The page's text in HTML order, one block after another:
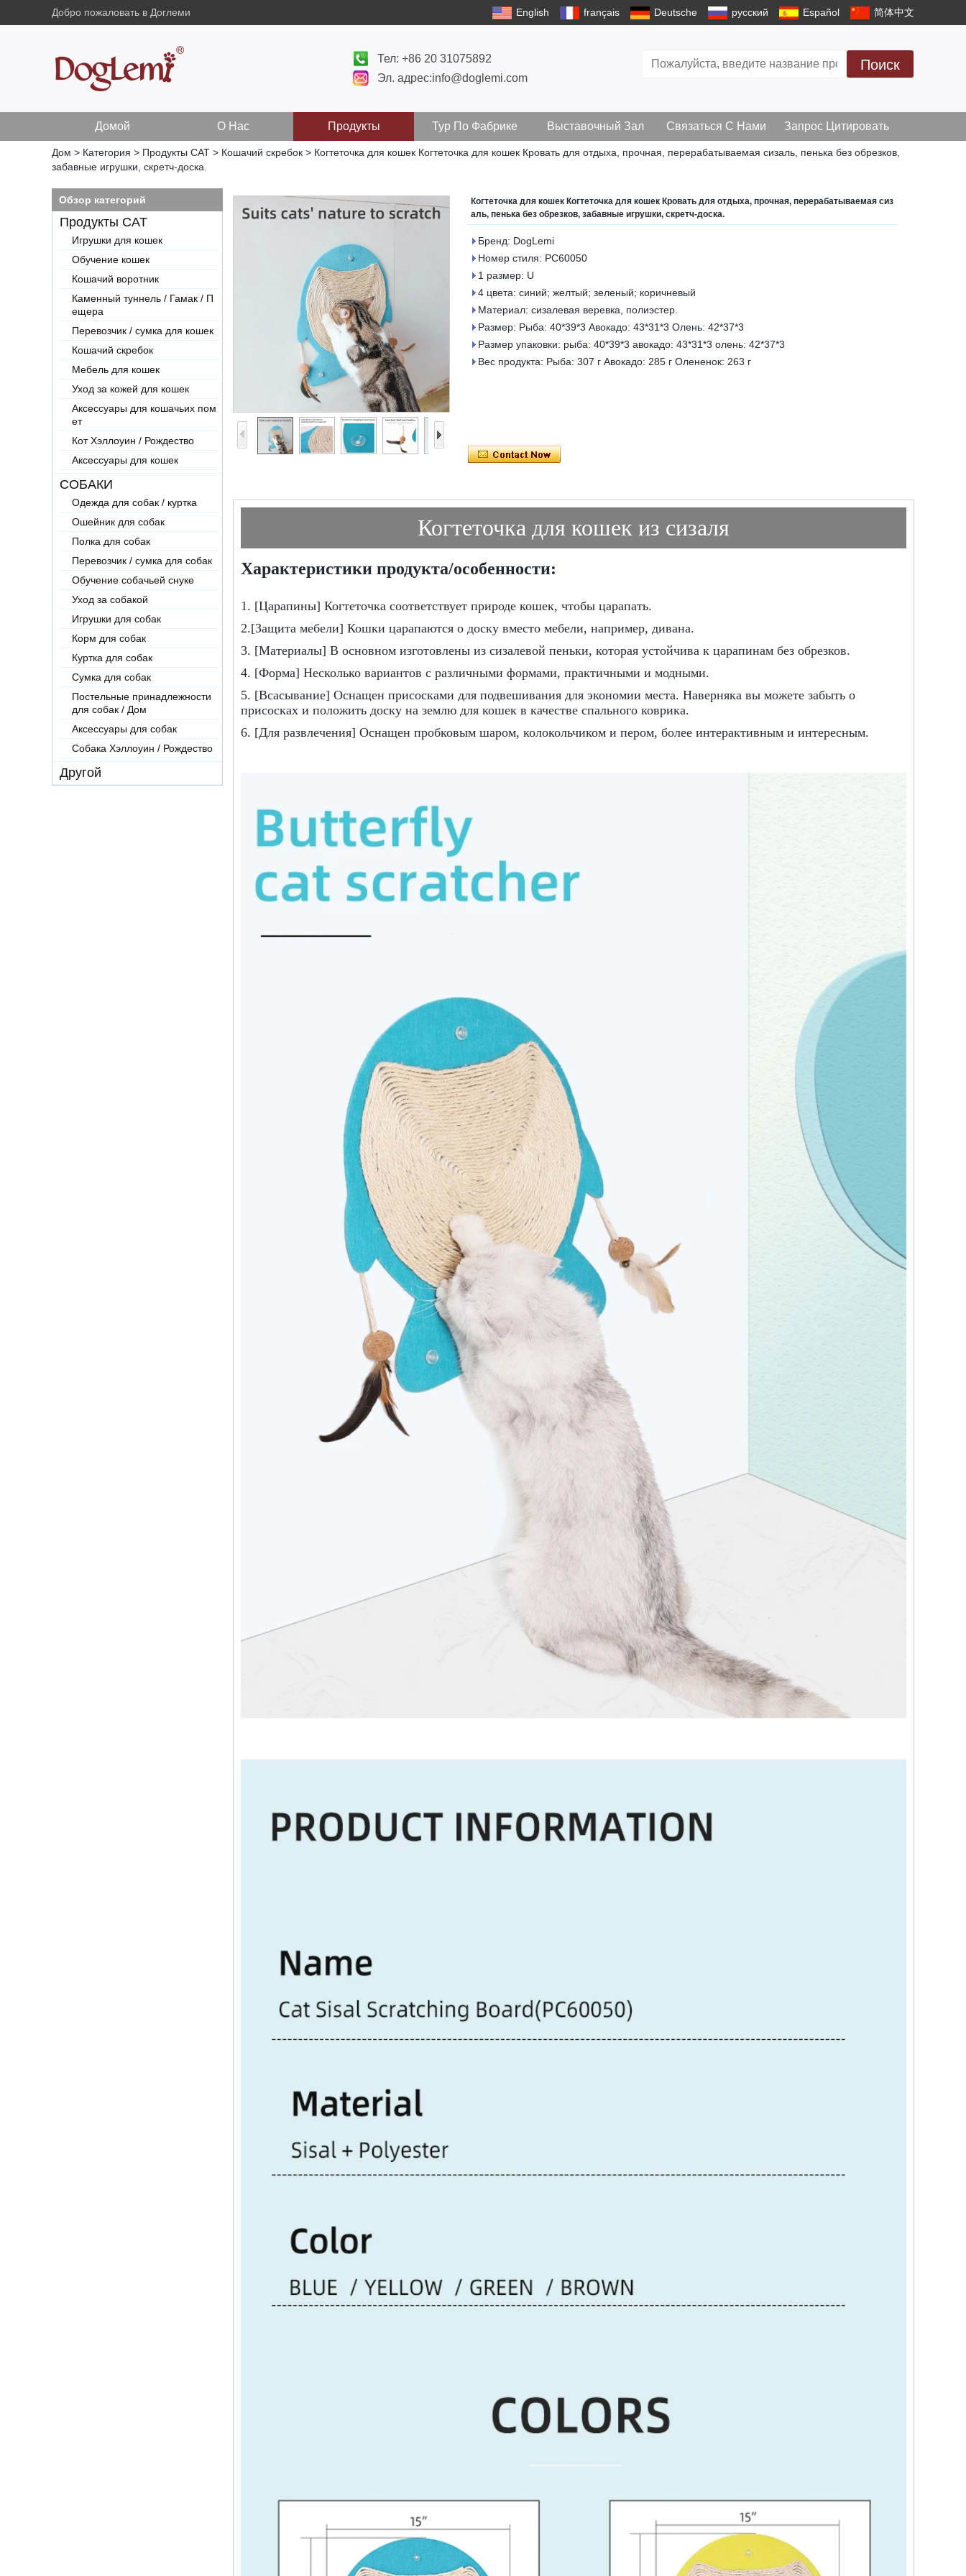
Добро пожаловать в Доглеми English français Deutsche русский Español 简体中文
Тел: +86 20 31075892
Эл. адрес:info@doglemi.com
Поиск
Домой О Нас Продукты Тур По Фабрике Выставочный Зал Связаться С Нами Запрос Цитировать
Дом > Категория > Продукты CAT > Кошачий скребок > Когтеточка для кошек Когтеточка для кошек Кровать для отдыха, прочная, перерабатываемая сизаль, пенька без обрезков,
забавные игрушки, скретч-доска.
Обзор категорий
Продукты CAT
Игрушки для кошек
Обучение кошек
Кошачий воротник
Каменный туннель / Гамак / П
ещера
Перевозчик / сумка для кошек
Кошачий скребок
Мебель для кошек
Уход за кожей для кошек
Аксессуары для кошачьих пом
ет
Кот Хэллоуин / Рождество
Аксессуары для кошек
СОБАКИ
Одежда для собак / куртка
Ошейник для собак
Полка для собак
Перевозчик / сумка для собак
Обучение собачьей снуке
Уход за собакой
Игрушки для собак
Корм для собак
Куртка для собак
Сумка для собак
Постельные принадлежности
для собак / Дом
Аксессуары для собак
Собака Хэллоуин / Рождество
Другой
Когтеточка для кошек Когтеточка для кошек Кровать для отдыха, прочная, перерабатываемая сиз
аль, пенька без обрезков, забавные игрушки, скретч-доска.
Бренд: DogLemi
Номер стиля: PC60050
1 размер: U
4 цвета: синий; желтый; зеленый; коричневый
Материал: сизалевая веревка, полиэстер.
Размер: Рыба: 40*39*3 Авокадо: 43*31*3 Олень: 42*37*3
Размер упаковки: рыба: 40*39*3 авокадо: 43*31*3 олень: 42*37*3
Вес продукта: Рыба: 307 г Авокадо: 285 г Олененок: 263 г
Когтеточка для кошек из сизаля
Характеристики продукта/особенности:
1. [Царапины] Когтеточка соответствует природе кошек, чтобы царапать.
2.[Защита мебели] Кошки царапаются о доску вместо мебели, например, дивана.
3. [Материалы] В основном изготовлены из сизалевой пеньки, которая устойчива к царапинам без обрезков.
4. [Форма] Несколько вариантов с различными формами, практичными и модными.
5. [Всасывание] Оснащен присосками для подвешивания для экономии места. Наверняка вы можете забыть о
присосках и положить доску на землю для кошек в качестве спального коврика.
6. [Для развлечения] Оснащен пробковым шаром, колокольчиком и пером, более интерактивным и интересным.